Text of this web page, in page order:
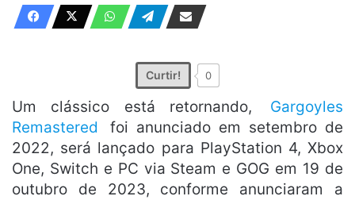
Curtir! 0
Um clássico está retornando,
Gargoyles
Remastered
foi anunciado em setembro de
2022, será lançado para PlayStation 4, Xbox
One, Switch e PC via Steam e GOG em 19 de
outubro de 2023, conforme anunciaram a